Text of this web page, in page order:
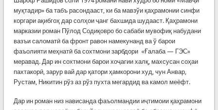
муқтадир» ба табъ расондааст, ки ба мавзўи қаҳрамонии синфи
коргари ақибгоҳ дар солҳои ҷанг бахшида шудааст. Қаҳрамони
марказии роман Пўлод Содиқовро бо сабаби мувофиқ набудани
вазъи саломатӣ ба фронт равон намекунанд ва ў барои
фаъолияти меҳнатӣ ба сохтмони зарбдори «Ғалаба — ГЭС»
меравад. Дар ин сохтмони барои хоҷагии халқ, махсусан соҳаи
пахтакорӣ, зарур вай дар қатори ҳамкорони худ, чун Анвар,
Рустам, Никитин рўз аз рўз пухта мегардид ва камол меёфт.
Дар ин роман низ нависанда фаъолмандии иҷтимоии қаҳрамони